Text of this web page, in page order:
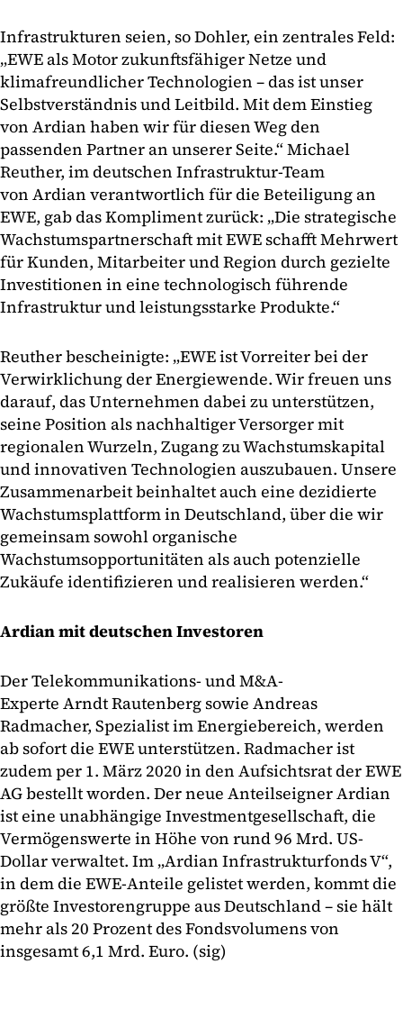
Infrastrukturen seien, so Dohler, ein zentrales Feld:
„EWE als Motor zukunftsfähiger Netze und
klimafreundlicher Technologien – das ist unser
Selbstverständnis und Leitbild. Mit dem Einstieg
von Ardian haben wir für diesen Weg den
passenden Partner an unserer Seite.“ Michael
Reuther, im deutschen Infrastruktur-Team
von Ardian verantwortlich für die Beteiligung an
EWE, gab das Kompliment zurück: „Die strategische
Wachstumspartnerschaft mit EWE schafft Mehrwert
für Kunden, Mitarbeiter und Region durch gezielte
Investitionen in eine technologisch führende
Infrastruktur und leistungsstarke Produkte.“
Reuther bescheinigte: „EWE ist Vorreiter bei der
Verwirklichung der Energiewende. Wir freuen uns
darauf, das Unternehmen dabei zu unterstützen,
seine Position als nachhaltiger Versorger mit
regionalen Wurzeln, Zugang zu Wachstumskapital
und innovativen Technologien auszubauen. Unsere
Zusammenarbeit beinhaltet auch eine dezidierte
Wachstumsplattform in Deutschland, über die wir
gemeinsam sowohl organische
Wachstumsopportunitäten als auch potenzielle
Zukäufe identifizieren und realisieren werden.“
Ardian mit deutschen Investoren
Der Telekommunikations- und M&A-
Experte Arndt Rautenberg sowie Andreas
Radmacher, Spezialist im Energiebereich, werden
ab sofort die EWE unterstützen. Radmacher ist
zudem per 1. März 2020 in den Aufsichtsrat der EWE
AG bestellt worden. Der neue Anteilseigner Ardian
ist eine unabhängige Investmentgesellschaft, die
Vermögenswerte in Höhe von rund 96 Mrd. US-
Dollar verwaltet. Im „Ardian Infrastrukturfonds V“,
in dem die EWE-Anteile gelistet werden, kommt die
größte Investorengruppe aus Deutschland – sie hält
mehr als 20 Prozent des Fondsvolumens von
insgesamt 6,1 Mrd. Euro. (sig)